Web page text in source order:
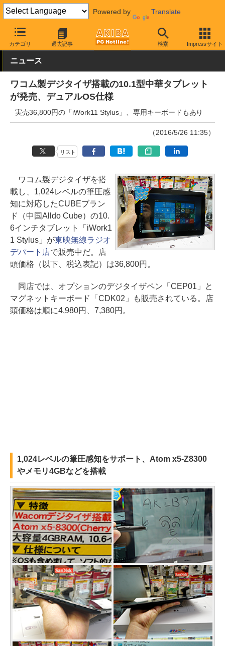
Powered by Translate
カテゴリ 過去記事 検索 Impressサイト
AKIBA PC Hotline! モバイル タブレット Windowsタブレット
ニュース
ワコム製デジタイザ搭載の10.1型中華タブレット
が発売、デュアルOS仕様
実売36,800円の「iWork11 Stylus」、専用キーボードもあり
（2016/5/26 11:35）
リスト
ワコム製デジタイザを搭
載し、1,024レベルの筆圧感
知に対応したCUBEブラン
ド（中国Alldo Cube）の10.
6インチタブレット「iWork1
1 Stylus」が東映無線ラジオ
デパート店で販売中だ。店
頭価格（以下、税込表記）は36,800円。
同店では、オプションのデジタイザペン「CEP01」と
マグネットキーボード「CDK02」も販売されている。店
頭価格は順に4,980円、7,380円。
1,024レベルの筆圧感知をサポート、Atom x5-Z8300
やメモリ4GBなどを搭載